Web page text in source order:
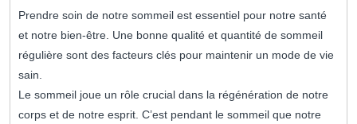
Prendre soin de notre sommeil est essentiel pour notre santé
et notre bien-être. Une bonne qualité et quantité de sommeil
régulière sont des facteurs clés pour maintenir un mode de vie
sain.
Le sommeil joue un rôle crucial dans la régénération de notre
corps et de notre esprit. C’est pendant le sommeil que notre